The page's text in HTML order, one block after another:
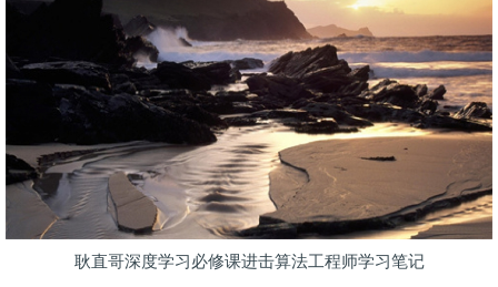
耿直哥深度学习必修课进击算法工程师学习笔记